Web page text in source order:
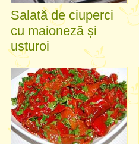
Salată de ciuperci
cu maioneză și
usturoi